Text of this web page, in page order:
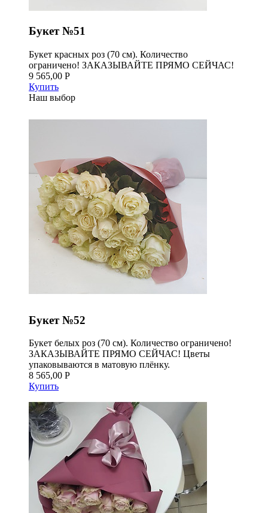
Букет №51
Букет красных роз (70 см). Количество
ограничено! ЗАКАЗЫВАЙТЕ ПРЯМО СЕЙЧАС!
9 565,00 Р
Купить
Наш выбор
Букет №52
Букет белых роз (70 см). Количество ограничено!
ЗАКАЗЫВАЙТЕ ПРЯМО СЕЙЧАС! Цветы
упаковываются в матовую плёнку.
8 565,00 Р
Купить